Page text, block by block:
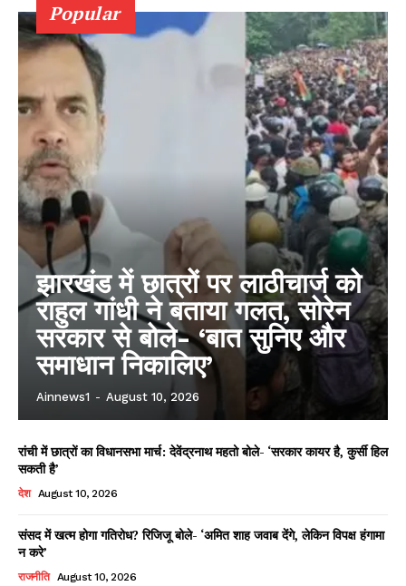
Popular
झारखंड में छात्रों पर लाठीचार्ज को
राहुल गांधी ने बताया गलत, सोरेन
सरकार से बोले- ‘बात सुनिए और
समाधान निकालिए’
Ainnews1 - August 10, 2026
रांची में छात्रों का विधानसभा मार्च: देवेंद्रनाथ महतो बोले- ‘सरकार कायर है, कुर्सी हिल
सकती है’
देश August 10, 2026
संसद में खत्म होगा गतिरोध? रिजिजू बोले- ‘अमित शाह जवाब देंगे, लेकिन विपक्ष हंगामा
न करे’
राजनीति August 10, 2026